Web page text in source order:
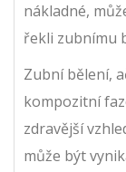
nákladné,
řekli zubnímu
Zubní bělení,
kompozitní
zdravější
může být